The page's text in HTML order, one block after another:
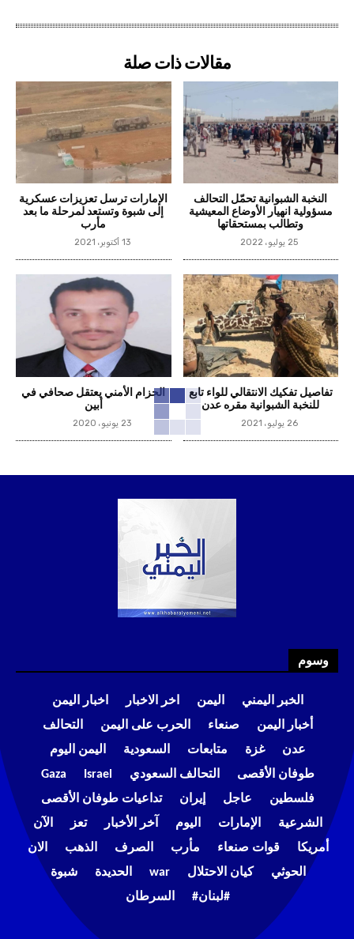
مقالات ذات صلة
النخبة الشبوانية تحمّل التحالف
مسؤولية انهيار الأوضاع المعيشية
وتطالب بمستحقاتها
25 يوليو، 2022
الإمارات ترسل تعزيزات عسكرية
إلى شبوة وتستعد لمرحلة ما بعد
مأرب
13 أكتوبر، 2021
تفاصيل تفكيك الانتقالي للواء تابع
للنخبة الشبوانية مقره عدن
26 يوليو، 2021
الحزام الأمني يعتقل صحافي في
أبين
23 يونيو، 2020
وسوم
الخبر اليمني اليمن اخر الاخبار
اخبار اليمن
أخبار اليمن
صنعاء الحرب على اليمن
التحالف
عدن
غزة متابعات السعودية
اليمن اليوم
طوفان الأقصى
التحالف السعودي Israel
Gaza
فلسطين
عاجل إيران
تداعيات طوفان الأقصى
الشرعية
الإمارات اليوم آخر الأخبار تعز
الآن
أمريكا
قوات صنعاء مأرب الصرف الذهب
الان
الحوثي
كيان الاحتلال war الحديدة
شبوة
#لبنان#
السرطان